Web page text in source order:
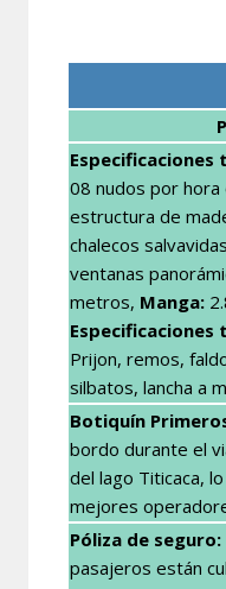
Especificaciones
08 nudos por
estructura de
chalecos
ventanas
metros, Manga:
Especificaciones
Prijon, remos,
silbatos, lancha a
Botiquín
bordo durante el
del lago Titicaca,
mejores
Póliza de seguro:
pasajeros están